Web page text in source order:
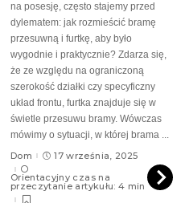
na posesję, często stajemy przed
dylematem: jak rozmieścić bramę
przesuwną i furtkę, aby było
wygodnie i praktycznie? Zdarza się,
że ze względu na ograniczoną
szerokość działki czy specyficzny
układ frontu, furtka znajduje się w
świetle przesuwu bramy. Wówczas
mówimy o sytuacji, w której brama ...
Dom
17 września, 2025
Orientacyjny czas na
przeczytanie artykułu: 4 min